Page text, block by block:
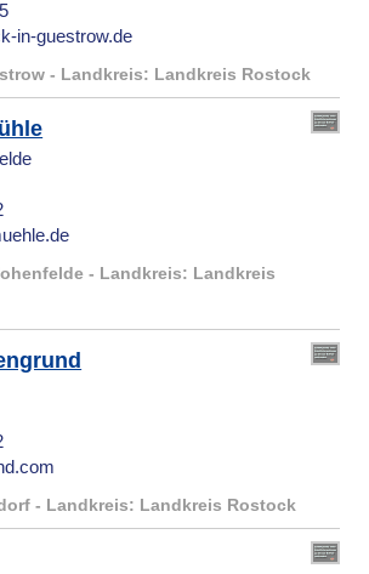
in-guestrow.de
- Landkreis: Landkreis Rostock
- Landkreis: Landkreis
- Landkreis: Landkreis Rostock